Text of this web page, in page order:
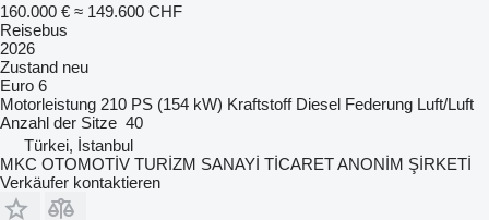
160.000 € ≈ 149.600 CHF
Reisebus
2026
Zustand neu
Euro 6
Motorleistung 210 PS (154 kW) Kraftstoff Diesel Federung Luft/Luft
Anzahl der Sitze 40
Türkei, İstanbul
MKC OTOMOTİV TURİZM SANAYİ TİCARET ANONİM ŞİRKETİ
Verkäufer kontaktieren